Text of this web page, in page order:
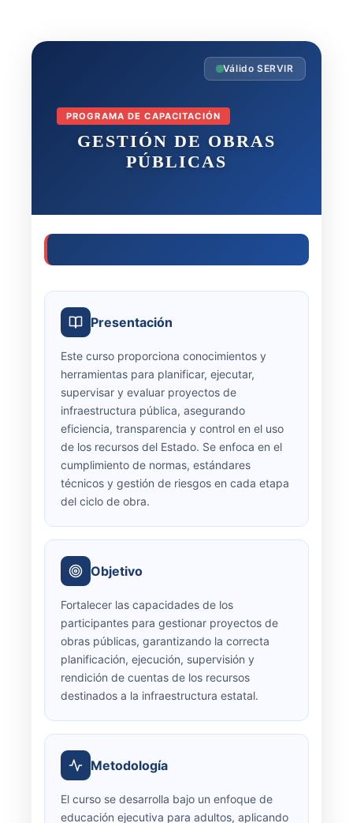
Válido SERVIR
PROGRAMA DE CAPACITACIÓN
GESTIÓN DE OBRAS
PÚBLICAS
Presentación
Este curso proporciona conocimientos y
herramientas para planificar, ejecutar,
supervisar y evaluar proyectos de
infraestructura pública, asegurando
eficiencia, transparencia y control en el uso
de los recursos del Estado. Se enfoca en el
cumplimiento de normas, estándares
técnicos y gestión de riesgos en cada etapa
del ciclo de obra.
Objetivo
Fortalecer las capacidades de los
participantes para gestionar proyectos de
obras públicas, garantizando la correcta
planificación, ejecución, supervisión y
rendición de cuentas de los recursos
destinados a la infraestructura estatal.
Metodología
El curso se desarrolla bajo un enfoque de
educación ejecutiva para adultos, aplicando